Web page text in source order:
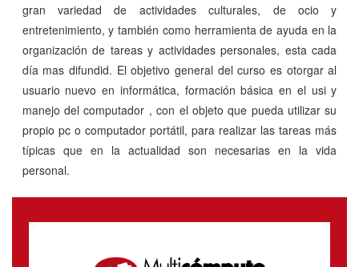
gran variedad de actividades culturales, de ocio y
entretenimiento, y también como herramienta de ayuda en la
organización de tareas y actividades personales, esta cada
día mas difundid. El objetivo general del curso es otorgar al
usuario nuevo en informática, formación básica en el usi y
manejo del computador , con el objeto que pueda utilizar su
propio pc o computador portátil, para realizar las tareas más
típicas que en la actualidad son necesarias en la vida
personal.